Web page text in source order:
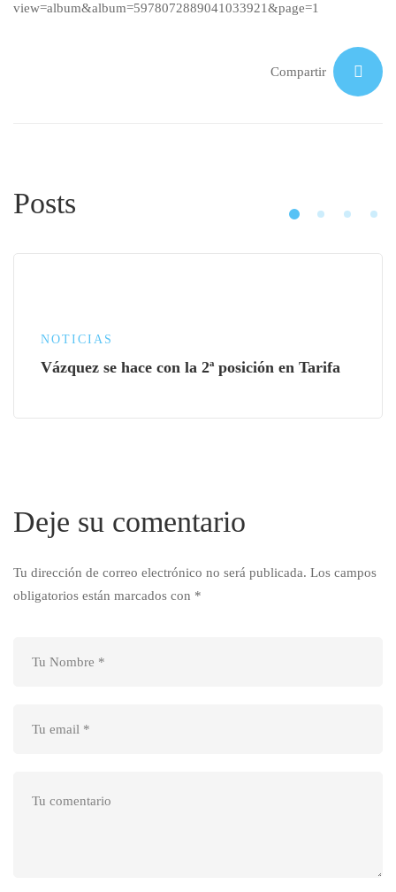
view=album&album=5978072889041033921&page=1
Compartir
Posts
NOTICIAS
Vázquez se hace con la 2ª posición en Tarifa
Deje su comentario
Tu dirección de correo electrónico no será publicada. Los campos
obligatorios están marcados con *